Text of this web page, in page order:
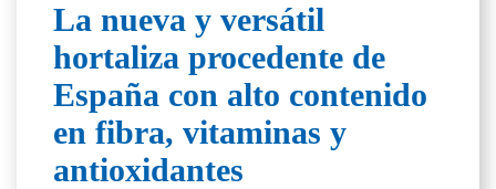
La nueva y versátil
hortaliza procedente de
España con alto contenido
en fibra, vitaminas y
antioxidantes